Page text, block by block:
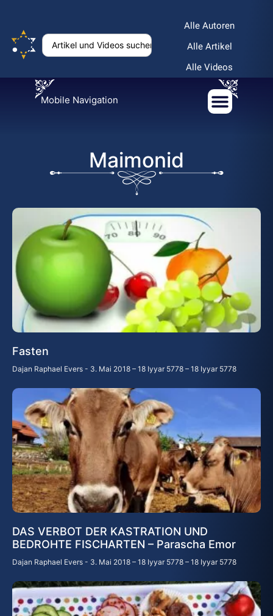
Alle Autoren
Alle Artikel
Alle Videos
Mobile Navigation
Maimonid
Fasten
Dajan Raphael Evers 3. Mai 2018 – 18 Iyyar 5778 – 18 Iyyar 5778
DAS VERBOT DER KASTRATION UND
BEDROHTE FISCHARTEN – Parascha Emor
Dajan Raphael Evers 3. Mai 2018 – 18 Iyyar 5778 – 18 Iyyar 5778